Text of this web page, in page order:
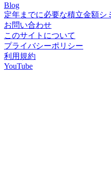
Blog
定年までに必要な積立金額シ
お問い合わせ
このサイトについて
プライバシーポリシー
利用規約
YouTube